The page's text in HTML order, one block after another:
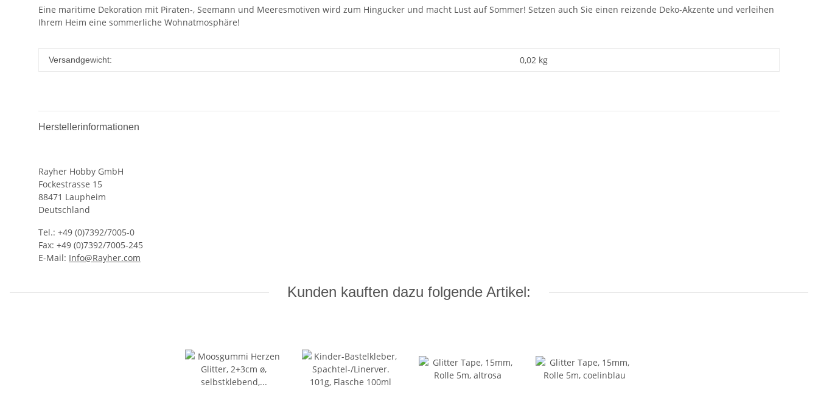
Eine maritime Dekoration mit Piraten-, Seemann und Meeresmotiven wird zum Hingucker und macht Lust auf Sommer! Setzen auch Sie einen reizende Deko-Akzente und verleihen
Ihrem Heim eine sommerliche Wohnatmosphäre!
Versandgewicht: 0,02 kg
Herstellerinformationen
Rayher Hobby GmbH
Fockestrasse 15
88471 Laupheim
Deutschland
Tel.: +49 (0)7392/7005-0
Fax: +49 (0)7392/7005-245
E-Mail: Info@Rayher.com
Kunden kauften dazu folgende Artikel: